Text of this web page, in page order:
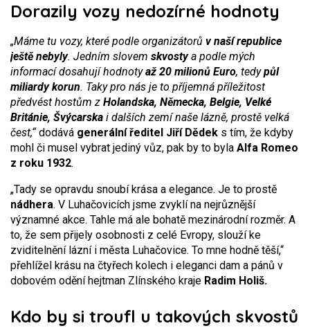
Dorazily vozy nedozírné hodnoty
„Máme tu vozy, které podle organizátorů v naší republice
ještě nebyly. Jedním slovem skvostya podle mých
informací dosahují hodnotyaž 20 milionů Euro, tedypůl
miliardy korun. Taky pro nás je to příjemná příležitost
předvést hostům z Holandska, Německa, Belgie, Velké
Británie, Švýcarska i dalších zemí naše lázně, prostě velká
čest,“dodává generální ředitel Jiří Dědek s tím, že kdyby
mohl či musel vybrat jediný vůz, pak by to byla Alfa Romeo
z roku 1932.
„Tady se opravdu snoubí krása a elegance. Je to prostě
nádhera. V Luhačovicích jsme zvyklí na nejrůznější
významné akce. Tahle má ale bohatě mezinárodní rozměr. A
to, že sem přijely osobnosti z celé Evropy, slouží ke
zviditelnění lázní i města Luhačovice. To mne hodně těší,“
přehlížel krásu na čtyřech kolech i eleganci dam a pánů v
dobovém odění hejtman Zlínského kraje Radim Holiš.
Kdo by si troufl u takových skvostů